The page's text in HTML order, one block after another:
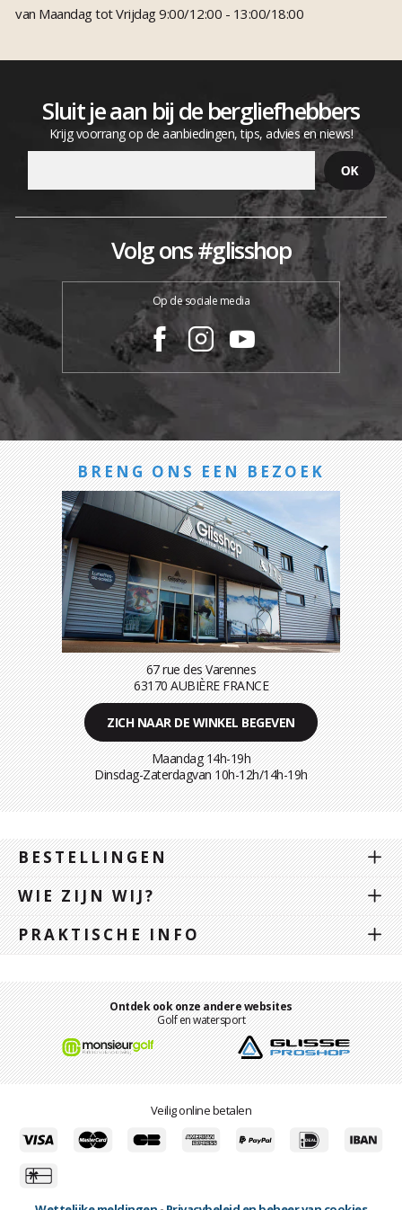
van Maandag tot Vrijdag 9:00/12:00 - 13:00/18:00
Sluit je aan bij de bergliefhebbers
Krijg voorrang op de aanbiedingen, tips, advies en niews!
Volg ons #glisshop
Op de sociale media
BRENG ONS EEN BEZOEK
67 rue des Varennes
63170 AUBIÈRE FRANCE
ZICH NAAR DE WINKEL BEGEVEN
Maandag 14h-19h
Dinsdag-Zaterdagvan 10h-12h/14h-19h
BESTELLINGEN
WIE ZIJN WIJ?
PRAKTISCHE INFO
Ontdek ook onze andere websites
Golf en watersport
Veilig online betalen